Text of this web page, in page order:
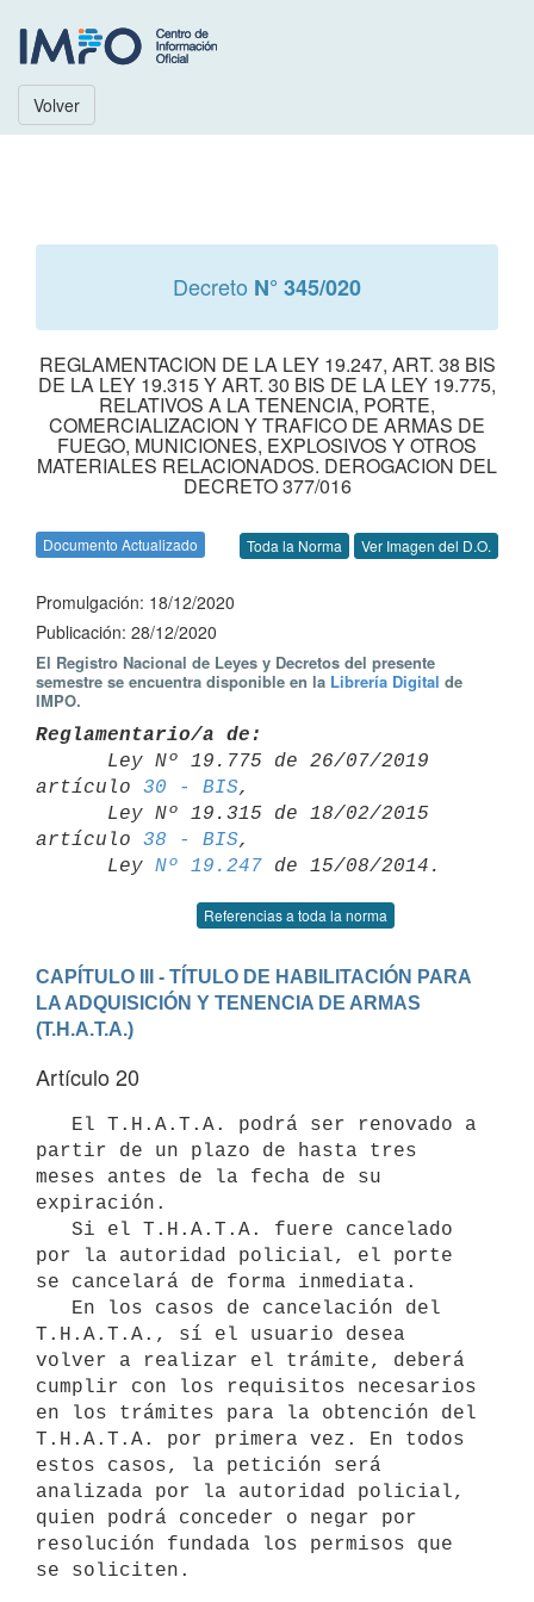
Volver
Decreto N° 345/020
REGLAMENTACION DE LA LEY 19.247, ART. 38 BIS
DE LA LEY 19.315 Y ART. 30 BIS DE LA LEY 19.775,
RELATIVOS A LA TENENCIA, PORTE,
COMERCIALIZACION Y TRAFICO DE ARMAS DE
FUEGO, MUNICIONES, EXPLOSIVOS Y OTROS
MATERIALES RELACIONADOS. DEROGACION DEL
DECRETO 377/016
Documento Actualizado Toda la Norma Ver Imagen del D.O.
Promulgación: 18/12/2020
Publicación: 28/12/2020
El Registro Nacional de Leyes y Decretos del presente
semestre se encuentra disponible en la Librería Digital de
IMPO.
Reglamentario/a de:
artículo 30 - BIS,
artículo 38 - BIS,
      Ley
Nº 19.247
Referencias a toda la norma
CAPÍTULO III - TÍTULO DE HABILITACIÓN PARA
LA ADQUISICIÓN Y TENENCIA DE ARMAS
(T.H.A.T.A.)
Artículo 20
partir de un plazo de hasta tres
meses antes de la fecha de su
expiración.
por la autoridad policial, el porte
se cancelará de forma inmediata.
T.H.A.T.A., sí el usuario desea
volver a realizar el trámite, deberá
cumplir con los requisitos necesarios
en los trámites para la obtención del
T.H.A.T.A. por primera vez. En todos
estos casos, la petición será
analizada por la autoridad policial,
quien podrá conceder o negar por
resolución fundada los permisos que
se soliciten.